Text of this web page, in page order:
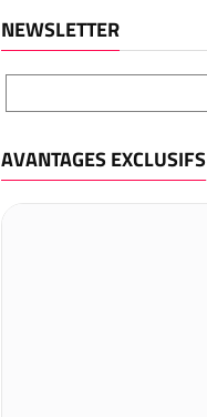
NEWSLETTER
AVANTAGES EXCLUSIFS